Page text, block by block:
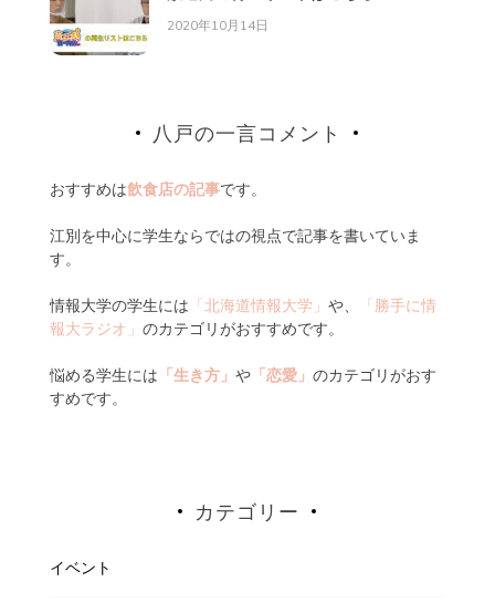
2020年10月14日
八戸の一言コメント
おすすめは飲食店の記事です。
江別を中心に学生ならではの視点で記事を書いていま
す。
情報大学の学生には 「北海道情報大学」 や、
「勝手に情
報大ラジオ」 のカテゴリがおすすめです。
悩める学生には 「生き方」 や「恋愛」 のカテゴリがおす
すめです。
カテゴリー
イベント